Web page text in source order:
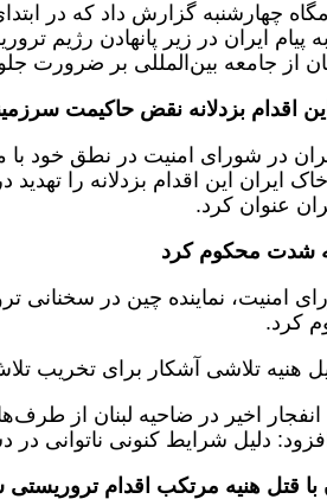
چهارشنبه گزارش داد که در
ایران در زیر پانهادن رژیم
از جامعه بین‌المللی بر ضرورت
اقدام بزدلانه نقض حاکیمت
در شورای امنیت در نطق خود
ایران این اقدام بزدلانه را
عنوان کرد.
به شدت محکوم کرد
امنیت، نماینده چین در سخنانی
کرد.
هنیه تلاشی آشکار برای تخریب
انفجار اخیر در ضاحیه لبنان از
دلیل شرایط کنونی ناتوانی
با قتل هنیه مرتکب اقدام تروریستی